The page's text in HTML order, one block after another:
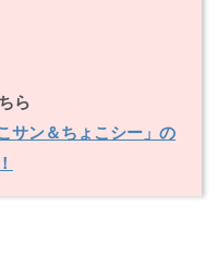
ら
サン＆ちょこシー」の